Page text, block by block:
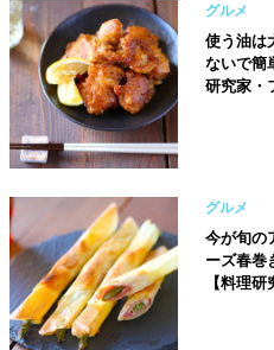
グルメ
使う油は
ないで簡
研究家・
グルメ
今が旬の
ーズ春巻
【料理